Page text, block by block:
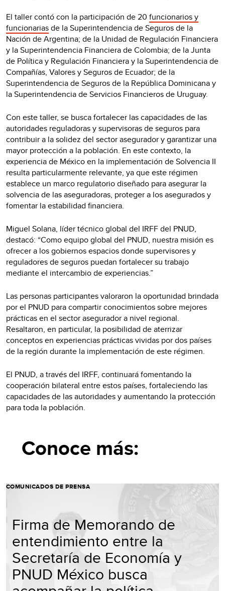
El taller contó con la participación de 20 funcionarios y
funcionariasde la Superintendencia de Seguros de la
Nación de Argentina; de la Unidad de Regulación Financiera
y la Superintendencia Financiera de Colombia; de la Junta
de Política y Regulación Financiera y la Superintendencia de
Compañías, Valores y Seguros de Ecuador; de la
Superintendencia de Seguros de la República Dominicana y
la Superintendencia de Servicios Financieros de Uruguay.
Con este taller, se busca fortalecer las capacidades de las
autoridades reguladoras y supervisoras de seguros para
contribuir a la solidez del sector asegurador y garantizar una
mayor protección a la población. En este contexto, la
experiencia de México en la implementación de Solvencia II
resulta particularmente relevante, ya que este régimen
establece un marco regulatorio diseñado para asegurar la
solvencia de las aseguradoras, proteger a los asegurados y
fomentar la estabilidad financiera.
Miguel Solana, líder técnico global del IRFF del PNUD,
destacó: “Como equipo global del PNUD, nuestra misión es
ofrecer a los gobiernos espacios donde supervisores y
reguladores de seguros puedan fortalecer su trabajo
mediante el intercambio de experiencias.”
Las personas participantes valoraron la oportunidad brindada
por el PNUD para compartir conocimientos sobre mejores
prácticas en el sector asegurador a nivel regional.
Resaltaron, en particular, la posibilidad de aterrizar
conceptos en experiencias prácticas vividas por dos países
de la región durante la implementación de este régimen.
El PNUD, a través del IRFF, continuará fomentando la
cooperación bilateral entre estos países, fortaleciendo las
capacidades de las autoridades y aumentando la protección
para toda la población.
Conoce más:
COMUNICADOS DE PRENSA
Firma de Memorando de
entendimiento entre la
Secretaría de Economía y
PNUD México busca